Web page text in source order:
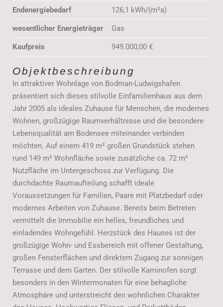
Endenergiebedarf 126,1 kWh/(m²a)
wesentlicher Energieträger Gas
Kaufpreis 949.000,00 €
Objektbeschreibung
In attraktiver Wohnlage von Bodman-Ludwigshafen
präsentiert sich dieses stilvolle Einfamilienhaus aus dem
Jahr 2005 als ideales Zuhause für Menschen, die modernes
Wohnen, großzügige Raumverhältnisse und die besondere
Lebensqualität am Bodensee miteinander verbinden
möchten. Auf einem 419 m² großen Grundstück stehen
rund 149 m² Wohnfläche sowie zusätzliche ca. 72 m²
Nutzfläche im Untergeschoss zur Verfügung. Die
durchdachte Raumaufteilung schafft ideale
Voraussetzungen für Familien, Paare mit Platzbedarf oder
modernes Arbeiten von Zuhause. Bereits beim Betreten
vermittelt die Immobilie ein helles, freundliches und
einladendes Wohngefühl. Herzstück des Hauses ist der
großzügige Wohn- und Essbereich mit offener Gestaltung,
großen Fensterflächen und direktem Zugang zur sonnigen
Terrasse und dem Garten. Der stilvolle Kaminofen sorgt
besonders in den Wintermonaten für eine behagliche
Atmosphäre und unterstreicht den wohnlichen Charakter